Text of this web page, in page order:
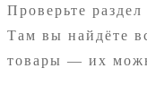
Проверьте
Там вы найдёте
товары — их